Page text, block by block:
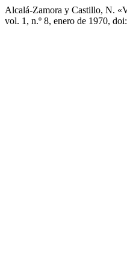
Alcalá-Zamora y Castillo, N.
vol. 1, n.º 8, enero de 1970,